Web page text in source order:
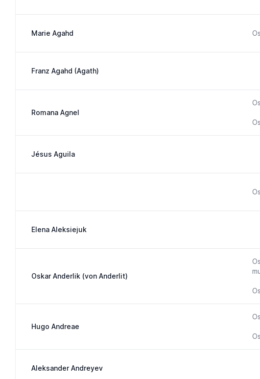
Marie Agahd
Franz Agahd (Agath)
Romana Agnel
Jésus Aguila
Elena Aleksiejuk
Oskar Anderlik (von Anderlit)
Hugo Andreae
Aleksander Andreyev